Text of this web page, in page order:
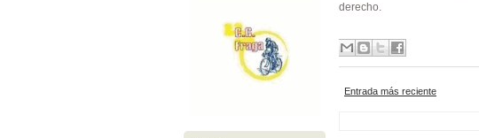
derecho.
Entrada más reciente